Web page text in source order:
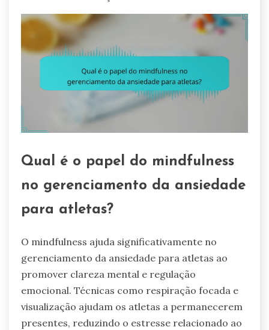
Qual é o papel do mindfulness
no gerenciamento da ansiedade
para atletas?
O mindfulness ajuda significativamente no
gerenciamento da ansiedade para atletas ao
promover clareza mental e regulação
emocional. Técnicas como respiração focada e
visualização ajudam os atletas a permanecerem
presentes, reduzindo o estresse relacionado ao